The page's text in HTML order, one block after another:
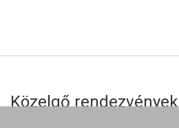
Közelgő rendezvények